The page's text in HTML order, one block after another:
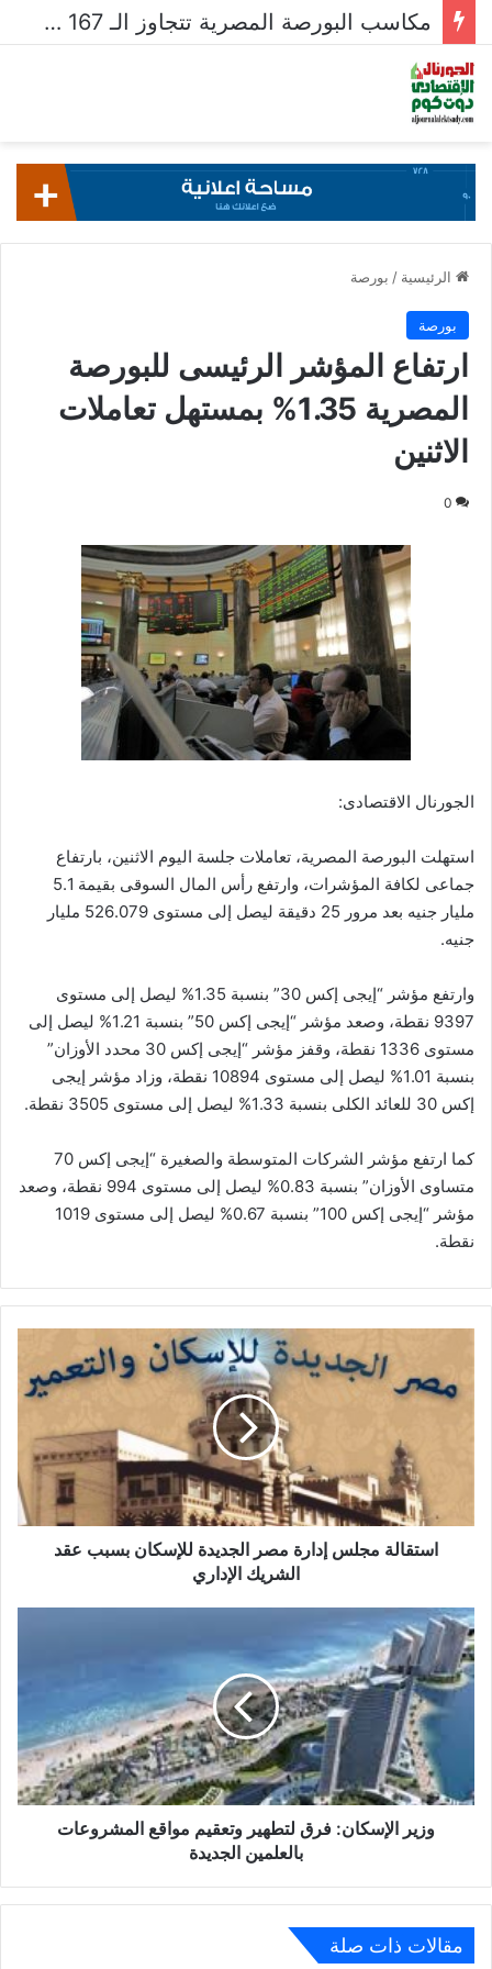
مكاسب البورصة المصرية تتجاوز الـ 167 مليار جنيه خلال أسبوع
الرئيسية / بورصة
بورصة
ارتفاع المؤشر الرئيسى للبورصة
المصرية 1.35% بمستهل تعاملات
الاثنين
0
الجورنال الاقتصادى:
استهلت البورصة المصرية، تعاملات جلسة اليوم الاثنين، بارتفاع
جماعى لكافة المؤشرات، وارتفع رأس المال السوقى بقيمة 5.1
مليار جنيه بعد مرور 25 دقيقة ليصل إلى مستوى 526.079 مليار
جنيه.
وارتفع مؤشر “إيجى إكس 30” بنسبة 1.35% ليصل إلى مستوى
9397 نقطة، وصعد مؤشر “إيجى إكس 50” بنسبة 1.21% ليصل إلى
مستوى 1336 نقطة، وقفز مؤشر “إيجى إكس 30 محدد الأوزان”
بنسبة 1.01% ليصل إلى مستوى 10894 نقطة، وزاد مؤشر إيجى
إكس 30 للعائد الكلى بنسبة 1.33% ليصل إلى مستوى 3505 نقطة.
كما ارتفع مؤشر الشركات المتوسطة والصغيرة “إيجى إكس 70
متساوى الأوزان” بنسبة 0.83% ليصل إلى مستوى 994 نقطة، وصعد
مؤشر “إيجى إكس 100” بنسبة 0.67% ليصل إلى مستوى 1019
نقطة.
إدارة
مصر
الشريك
الإدارياستقالة مجلس إدارة مصر الجديدة للإسكان بسبب عقد
الشريك الإداري
وزير
الإسكان:
فرق
لتطهير
وتعقيم
المشروعات
بالعلمين
الجديدة
وزير الإسكان: فرق لتطهير وتعقيم مواقع المشروعات
بالعلمين الجديدة
مقالات ذات صلة